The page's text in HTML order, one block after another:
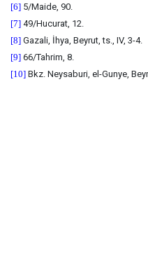
[6] 5/Maide, 90.
[7] 49/Hucurat, 12.
[8] Gazali, İhya, Beyrut, ts., IV, 3-4.
[9] 66/Tahrim, 8.
[10] Bkz. Neysaburi, el-Gunye,